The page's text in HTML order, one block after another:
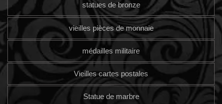
statues de bronze
vieilles pièces de monnaie
médailles militaire
Vieilles cartes postales
Statue de marbre